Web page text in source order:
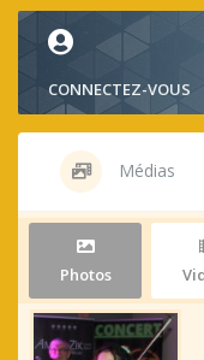
CONNECTEZ-VOUS
Médias
Photos